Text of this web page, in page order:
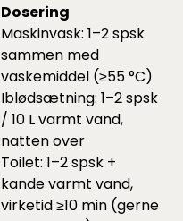
Dosering
Maskinvask: 1–2 spsk
sammen med
vaskemiddel (≥55 °C)
Iblødsætning: 1–2 spsk
/ 10 L varmt vand,
natten over
Toilet: 1–2 spsk +
kande varmt vand,
virketid ≥10 min (gerne